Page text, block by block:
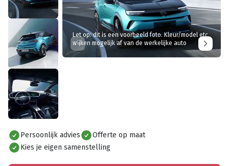
Alles bekijken
Let op: dit is een voorbeeld foto. Kleur/model etc
wijken mogelijk af van de werkelijke auto
Persoonlijk advies
Offerte op maat
Kies je eigen samenstelling